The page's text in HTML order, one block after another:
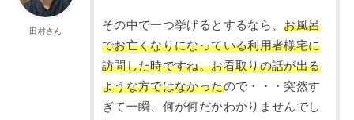
田村さん その中で一つ挙げるとするなら、 お風呂
でお亡くなりになっている利用者様宅に
訪問した時ですね。お看取りの話が出る
ような方ではなかったので・・・突然す
ぎて一瞬、何が何だかわかりませんでし